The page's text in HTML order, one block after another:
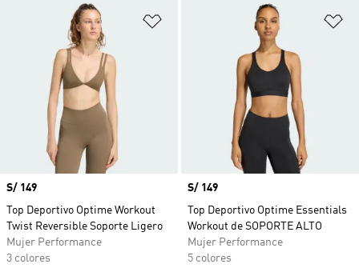
Añadir a la lista de deseos
Precio
S/ 149
Top Deportivo Optime Workout
Twist Reversible Soporte Ligero
Mujer Performance
3 colores
Precio
S/ 149
Top Deportivo Optime Essentials
Workout de SOPORTE ALTO
Mujer Performance
5 colores